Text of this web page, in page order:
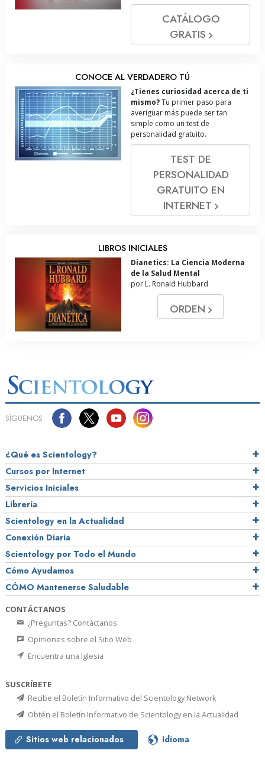
CATÁLOGO
GRATIS
CONOCE AL VERDADERO TÚ
¿Tienes curiosidad acerca de ti
mismo?Tu primer paso para
averiguar más puede ser tan
simple como un test de
personalidad gratuito.
TEST DE
PERSONALIDAD
GRATUITO EN
INTERNET
LIBROS INICIALES
Dianetics: La Ciencia Moderna
de la Salud Mental
por L. Ronald Hubbard
ORDEN
SÍGUENOS
¿Qué es Scientology?
Cursos por Internet
Servicios Iniciales
Librería
Scientology en la Actualidad
Conexión Diaria
Scientology por Todo el Mundo
Cómo Ayudamos
CÓMO Mantenerse Saludable
CONTÁCTANOS
¿Preguntas? Contáctanos
Opiniones sobre el Sitio Web
Encuentra una Iglesia
SUSCRÍBETE
Recibe el Boletín Informativo del Scientology Network
Obtén el Boletín Informativo de Scientology en la Actualidad
Sitios web relacionados Idioma